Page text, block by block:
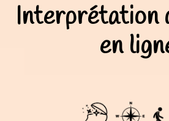
Interprétation
en